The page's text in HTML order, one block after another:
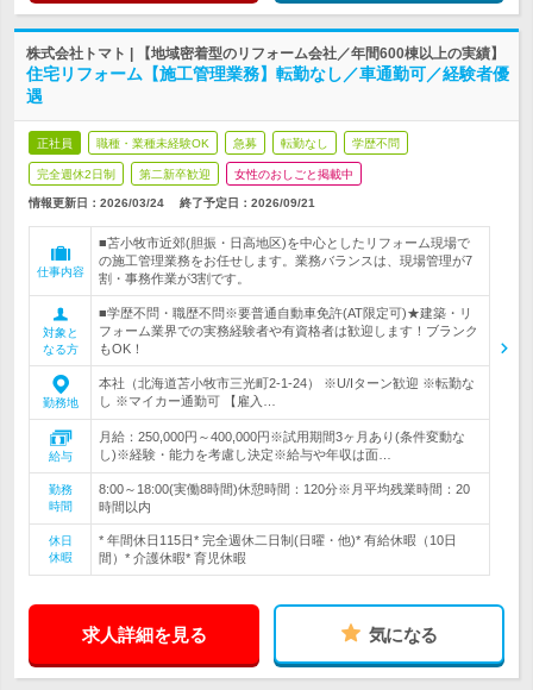
株式会社トマト | 【地域密着型のリフォーム会社／年間600棟以上の実績】
住宅リフォーム【施工管理業務】転勤なし／車通勤可／経験者優
遇
正社員 職種・業種未経験OK 急募 転勤なし 学歴不問
完全週休2日制 第二新卒歓迎 女性のおしごと掲載中
情報更新日：2026/03/24 終了予定日： 2026/09/21
仕事内容
■苫小牧市近郊(胆振・日高地区)を中心としたリフォーム現場で
の施工管理業務をお任せします。業務バランスは、現場管理が7
割・事務作業が3割です。
対象と
なる方
■学歴不問・職歴不問※要普通自動車免許(AT限定可)★建築・リ
フォーム業界での実務経験者や有資格者は歓迎します！ブランク
もOK！
勤務地
本社（北海道苫小牧市三光町2‐1‐24） ※U/Iターン歓迎 ※転勤な
し ※マイカー通勤可 【雇入…
給与
月給：250,000円～400,000円※試用期間3ヶ月あり(条件変動な
し)※経験・能力を考慮し決定※給与や年収は面…
勤務
時間
8:00～18:00(実働8時間)休憩時間：120分※月平均残業時間：20
時間以内
休日
休暇
* 年間休日115日* 完全週休二日制(日曜・他)* 有給休暇（10日
間）* 介護休暇* 育児休暇
求人詳細を見る 気になる